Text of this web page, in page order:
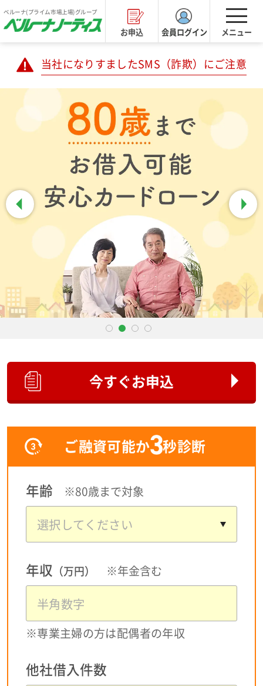
ベルーナ(プライム市場上場)グループ
お申込 会員ログイン メニュー
はじめての方
カードローンのご案内
お借入
ご返済
よくあるご質問
80歳までのカードローン
レディースローン・キャッシング
専業主婦のためのカードローン
会社概要
増額申込
ご融資をお急ぎの方へ
当社になりすましたSMS（詐欺）にご注意
今すぐお申込
ご融資可能か 秒診断
年齢 ※80歳まで対象
年収 （万円） ※年金含む
※専業主婦の方は配偶者の年収
他社借入件数